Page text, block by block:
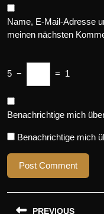
Name, E-Mail-Adresse
meinen nächsten
5 − = 1
Benachrichtige mich
Benachrichtige mich
PREVIOUS